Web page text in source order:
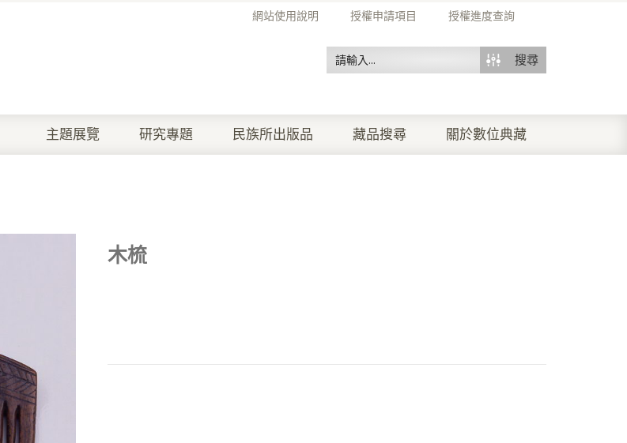
網站使用說明 授權申請項目 授權進度查詢
搜尋
主題展覽 研究專題 民族所出版品 藏品搜尋 關於數位典藏
木梳